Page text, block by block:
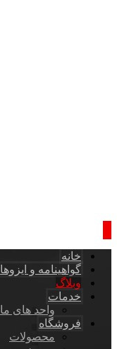
خانه
گواهینامه و ایزوها
وبلاگ
خدمات
واحد های ما
فروشگاه
محصولات